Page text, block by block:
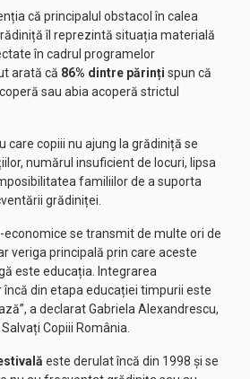
că principalul obstacol în calea
îl reprezintă situația materială
în cadrul programelor
arată că 86% dintre părinți spun că
sau abia acoperă strictul
care copiii nu ajung la grădiniță se
numărul insuficient de locuri, lipsa
familiilor de a suporta
grădiniței.
economice se transmit de multe ori de
veriga principală prin care aceste
este educația. Integrarea
încă din etapa educației timpurii este
a declarat Gabriela Alexandrescu,
Copiii România.
este derulat încă din 1998 și se